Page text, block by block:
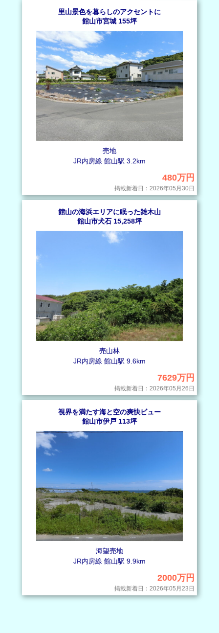
里山景色を暮らしのアクセントに
館山市宮城 155坪
売地
JR内房線 館山駅 3.2km
480万円
掲載新着日：2026年05月30日
館山の海浜エリアに眠った雑木山
館山市犬石 15,258坪
売山林
JR内房線 館山駅 9.6km
7629万円
掲載新着日：2026年05月26日
視界を満たす海と空の爽快ビュー
館山市伊戸 113坪
海望売地
JR内房線 館山駅 9.9km
2000万円
掲載新着日：2026年05月23日